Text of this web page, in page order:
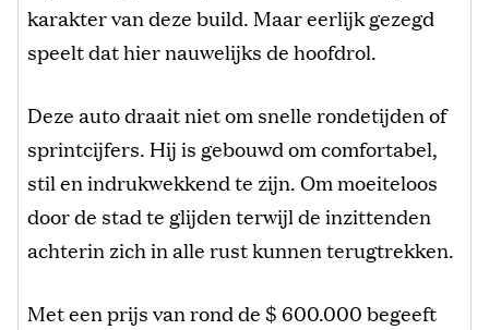
karakter van deze build. Maar eerlijk gezegd
speelt dat hier nauwelijks de hoofdrol.
Deze auto draait niet om snelle rondetijden of
sprintcijfers. Hij is gebouwd om comfortabel,
stil en indrukwekkend te zijn. Om moeiteloos
door de stad te glijden terwijl de inzittenden
achterin zich in alle rust kunnen terugtrekken.
Met een prijs van rond de $ 600.000 begeeft